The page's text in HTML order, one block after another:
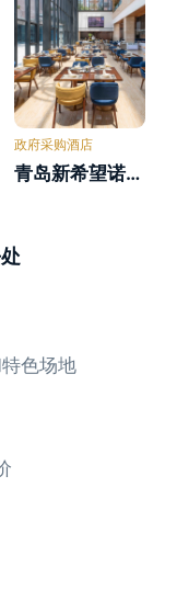
政府采购酒店
青岛新希望诺富特酒店
色场地